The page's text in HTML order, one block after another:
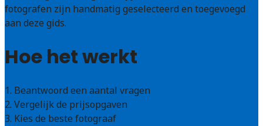
fotografen zijn handmatig geselecteerd en toegevoegd
aan deze gids.
Hoe het werkt
1. Beantwoord een aantal vragen
2. Vergelijk de prijsopgaven
3. Kies de beste fotograaf